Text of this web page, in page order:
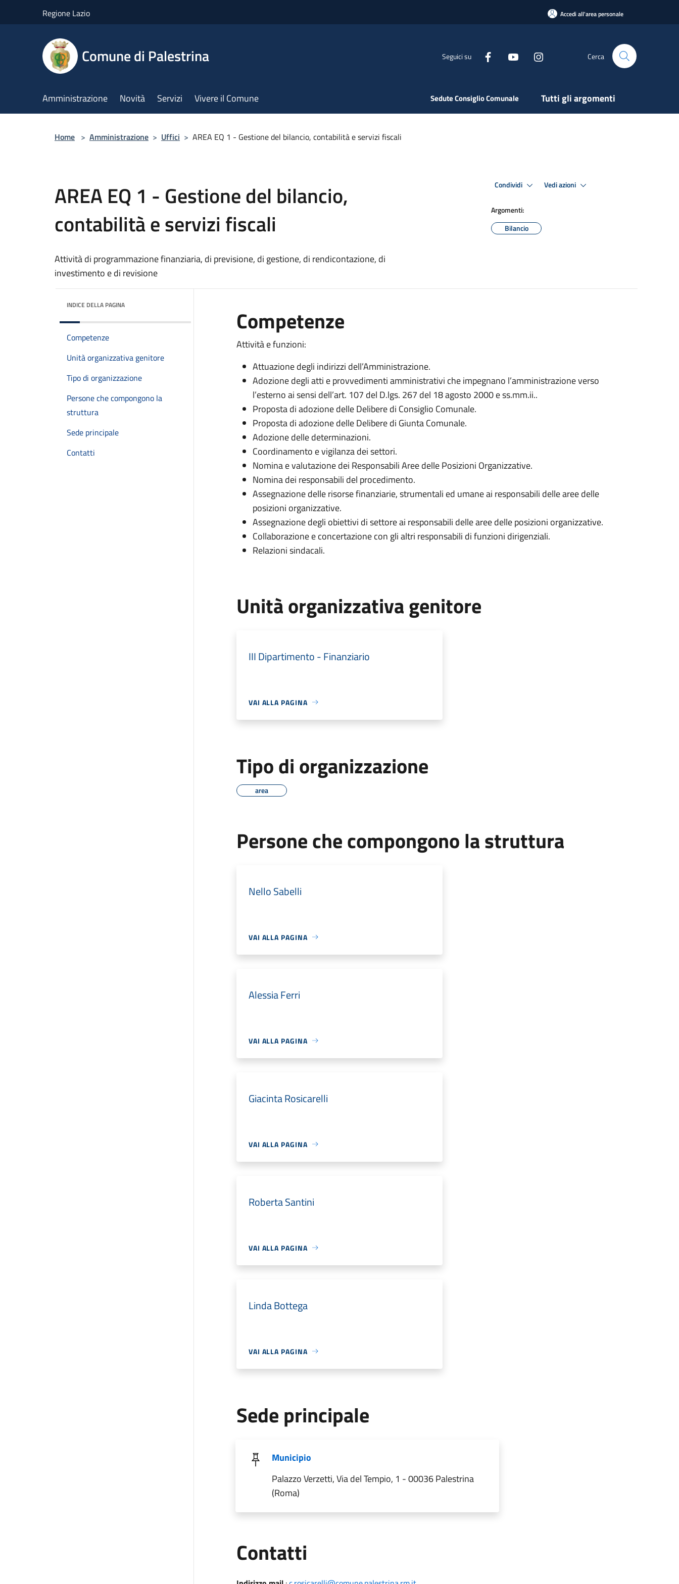
Regione Lazio Accedi all'area personale
Comune di Palestrina Seguici su Cerca
Amministrazione Novità Servizi Vivere il Comune Sedute Consiglio Comunale Tutti gli argomenti
Home > Amministrazione > Uffici > AREA EQ 1 - Gestione del bilancio, contabilità e servizi fiscali
AREA EQ 1 - Gestione del bilancio,
contabilità e servizi fiscali
Attività di programmazione finanziaria, di previsione, di gestione, di rendicontazione, di
investimento e di revisione
Condividi Vedi azioni
Argomenti:
Bilancio
INDICE DELLA PAGINA
Competenze
Unità organizzativa genitore
Tipo di organizzazione
Persone che compongono la
struttura
Sede principale
Contatti
Competenze
Attività e funzioni:
Attuazione degli indirizzi dell’Amministrazione.
Adozione degli atti e provvedimenti amministrativi che impegnano l’amministrazione verso
l’esterno ai sensi dell’art. 107 del D.lgs. 267 del 18 agosto 2000 e ss.mm.ii..
Proposta di adozione delle Delibere di Consiglio Comunale.
Proposta di adozione delle Delibere di Giunta Comunale.
Adozione delle determinazioni.
Coordinamento e vigilanza dei settori.
Nomina e valutazione dei Responsabili Aree delle Posizioni Organizzative.
Nomina dei responsabili del procedimento.
Assegnazione delle risorse finanziarie, strumentali ed umane ai responsabili delle aree delle
posizioni organizzative.
Assegnazione degli obiettivi di settore ai responsabili delle aree delle posizioni organizzative.
Collaborazione e concertazione con gli altri responsabili di funzioni dirigenziali.
Relazioni sindacali.
Unità organizzativa genitore
III Dipartimento - Finanziario
VAI ALLA PAGINA
Tipo di organizzazione
area
Persone che compongono la struttura
Nello Sabelli
VAI ALLA PAGINA
Alessia Ferri
VAI ALLA PAGINA
Giacinta Rosicarelli
VAI ALLA PAGINA
Roberta Santini
VAI ALLA PAGINA
Linda Bottega
VAI ALLA PAGINA
Sede principale
Municipio
Palazzo Verzetti, Via del Tempio, 1 - 00036 Palestrina
(Roma)
Contatti